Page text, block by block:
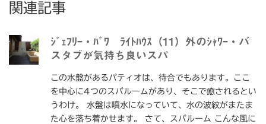
関連記事
ｼﾞｪﾌﾘｰ・ﾊﾞﾜ ﾗｲﾄﾊｳｽ（11）外のｼｬﾜｰ・バ
スタブが気持ち良いスパ
この水盤があるパティオは、待合でもあります。ここ
を中心に4つのスパルームがあり、そこで癒されるとい
うわけ。 水盤は噴水になっていて、水の波紋がまたま
た心を落ち着かせます。 さて、スパルーム こんな風に